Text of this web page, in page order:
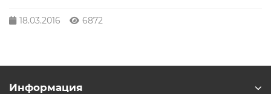
18.03.2016 6872
Информация